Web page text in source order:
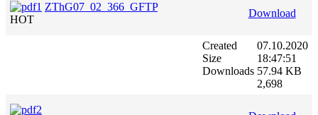
ZThG07_02_366_GFTP
HOT
Download
Created
Size
Downloads
07.10.2020
18:47:51
57.94 KB
2,698